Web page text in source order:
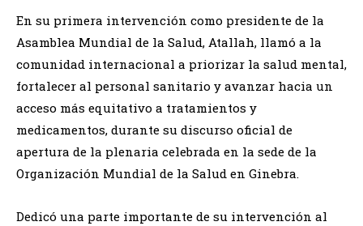
En su primera intervención como presidente de la
Asamblea Mundial de la Salud, Atallah, llamó a la
comunidad internacional a priorizar la salud mental,
fortalecer al personal sanitario y avanzar hacia un
acceso más equitativo a tratamientos y
medicamentos, durante su discurso oficial de
apertura de la plenaria celebrada en la sede de la
Organización Mundial de la Salud en Ginebra.
Dedicó una parte importante de su intervención al